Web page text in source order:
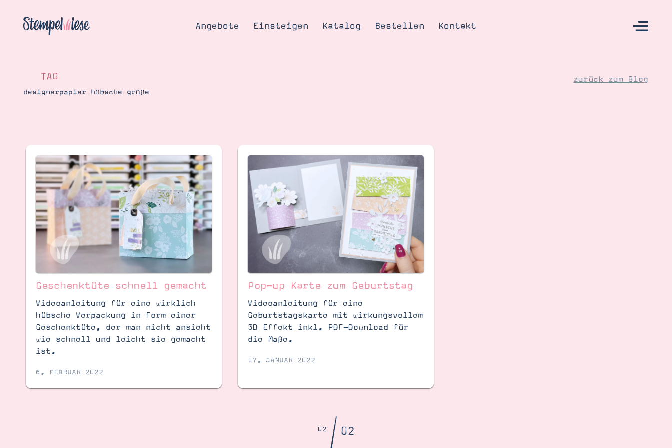
Angebote Einsteigen Katalog Bestellen Kontakt
Katalog
Bestellen
Kontakt
Blog
Gutscheine
Produkte erklärt
Über mich
Über Stampin’ Up!
SUCHE
TAG
designerpapier hübsche grüße
zurück zum Blog
Geschenktüte schnell gemacht
Videoanleitung für eine wirklich
hübsche Verpackung in Form einer
Geschenktüte, der man nicht ansieht
wie schnell und leicht sie gemacht
ist.
6. FEBRUAR 2022
Pop-up Karte zum Geburtstag
Videoanleitung für eine
Geburtstagskarte mit wirkungsvollem
3D Effekt inkl. PDF-Download für
die Maße.
17. JANUAR 2022
02/02